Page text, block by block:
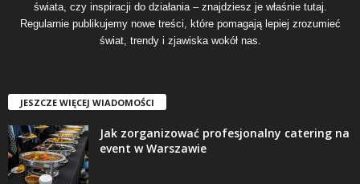
świata, czy inspiracji do działania – znajdziesz je właśnie tutaj.
Regularnie publikujemy nowe treści, które pomagają lepiej zrozumieć
świat, trendy i zjawiska wokół nas.
JESZCZE WIĘCEJ WIADOMOŚCI
Jak zorganizować profesjonalny catering na
event w Warszawie